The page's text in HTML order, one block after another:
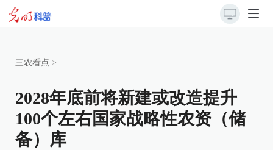
三农看点 >
2028年底前将新建或改造提升
100个左右国家战略性农资（储
备）库